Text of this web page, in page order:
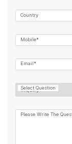
Country
Mobile*
Email*
Select Question
Please Write The